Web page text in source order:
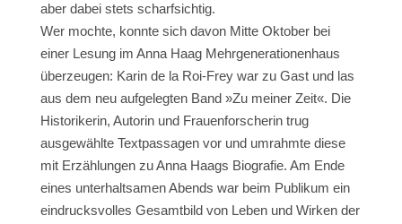
aber dabei stets scharfsichtig.
Wer mochte, konnte sich davon Mitte Oktober bei
einer Lesung im Anna Haag Mehrgenerationenhaus
überzeugen: Karin de la Roi-Frey war zu Gast und las
aus dem neu aufgelegten Band »Zu meiner Zeit«. Die
Historikerin, Autorin und Frauenforscherin trug
ausgewählte Textpassagen vor und umrahmte diese
mit Erzählungen zu Anna Haags Biografie. Am Ende
eines unterhaltsamen Abends war beim Publikum ein
eindrucksvolles Gesamtbild von Leben und Wirken der